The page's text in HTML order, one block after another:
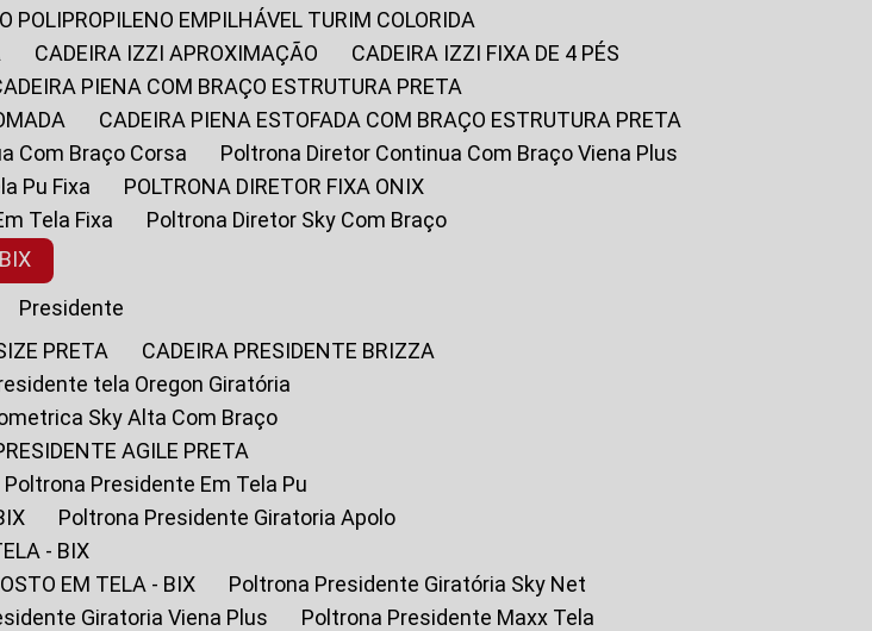
POLIPROPILENO EMPILHÁVEL TURIM COLORIDA
CADEIRA IZZI APROXIMAÇÃO
CADEIRA IZZI FIXA DE 4 PÉS
CADEIRA PIENA COM BRAÇO ESTRUTURA PRETA
CADEIRA PIENA ESTOFADA COM BRAÇO ESTRUTURA PRETA
Com Braço Corsa
Poltrona Diretor Continua Com Braço Viena Plus
Pu Fixa
POLTRONA DIRETOR FIXA ONIX
Tela Fixa
Poltrona Diretor Sky Com Braço
Presidente
PRETA
CADEIRA PRESIDENTE BRIZZA
tela Oregon Giratória
Sky Alta Com Braço
AGILE PRETA
Poltrona Presidente Em Tela Pu
Poltrona Presidente Giratoria Apolo
- BIX
EM TELA - BIX
Poltrona Presidente Giratória Sky Net
Giratoria Viena Plus
Poltrona Presidente Maxx Tela